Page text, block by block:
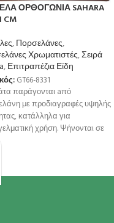
ΟΡΘΟΓΩΝΙΑ SAHARA
CM
,Πορσελάνες,
Χρωματιστές,Σειρά
,Επιτραπέζια Είδη
GT66-8331
παράγονται aπό
με προδιαγραφές υψηλής
κατάλληλα για
χρήση. Ψήνονται σε
θερμοκρσία για μεγαλύτερη